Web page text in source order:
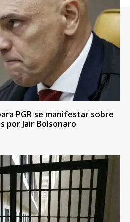
PGR se manifestar sobre
por Jair Bolsonaro